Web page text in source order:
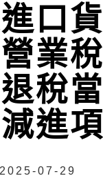
口
業稅
稅
進
07-29